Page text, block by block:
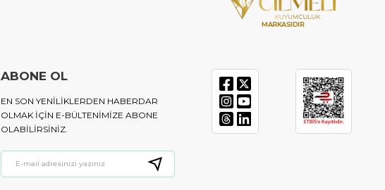
ABONE OL
EN SON YENILIKLERDEN HABERDAR
OLMAK IÇIN E-BÜLTENIMIZE ABONE
OLABILIRSINIZ.